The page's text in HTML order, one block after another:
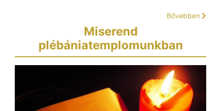
Bővebben
Miserend
plébániatemplomunkban